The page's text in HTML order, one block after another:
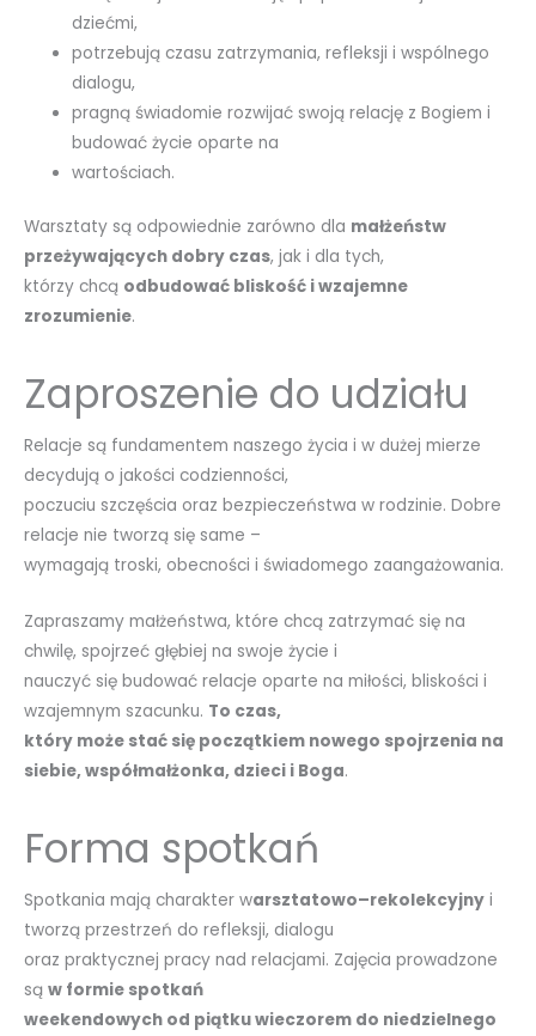
dziećmi,
potrzebują czasu zatrzymania, refleksji i wspólnego
dialogu,
pragną świadomie rozwijać swoją relację z Bogiem i
budować życie oparte na
wartościach.
Warsztaty są odpowiednie zarówno dla małżeństw
przeżywających dobry czas, jak i dla tych,
którzy chcą odbudować bliskość i wzajemne
zrozumienie.
Zaproszenie do udziału
Relacje są fundamentem naszego życia i w dużej mierze
decydują o jakości codzienności,
poczuciu szczęścia oraz bezpieczeństwa w rodzinie. Dobre
relacje nie tworzą się same –
wymagają troski, obecności i świadomego zaangażowania.
Zapraszamy małżeństwa, które chcą zatrzymać się na
chwilę, spojrzeć głębiej na swoje życie i
nauczyć się budować relacje oparte na miłości, bliskości i
wzajemnym szacunku. To czas,
który może stać się początkiem nowego spojrzenia na
siebie, współmałżonka, dzieci i Boga.
Forma spotkań
Spotkania mają charakter warsztatowo–rekolekcyjny i
tworzą przestrzeń do refleksji, dialogu
oraz praktycznej pracy nad relacjami. Zajęcia prowadzone
są w formie spotkań
weekendowych od piątku wieczorem do niedzielnego